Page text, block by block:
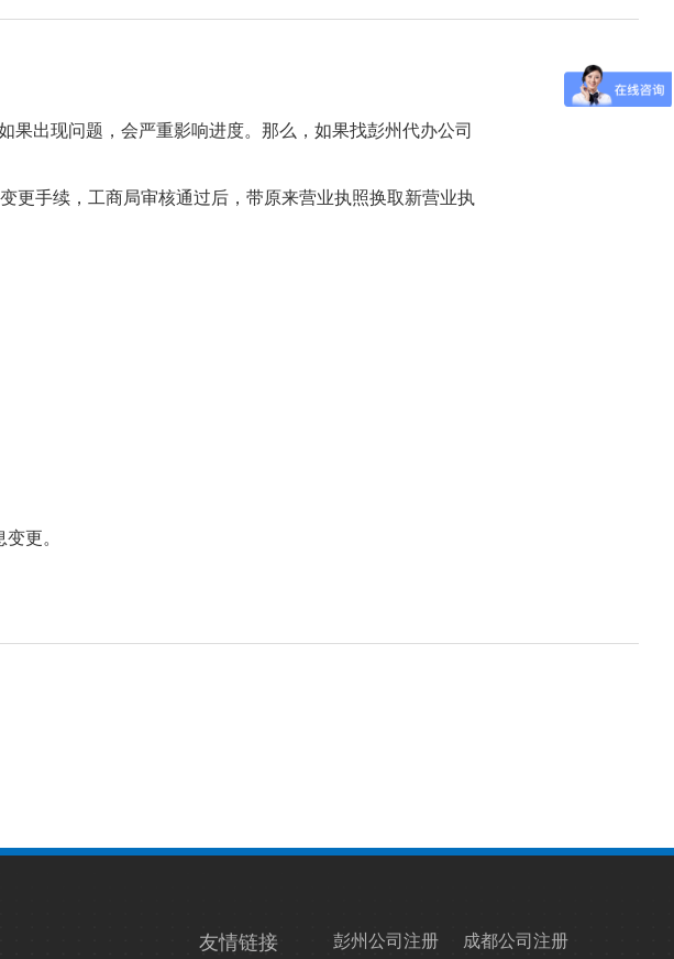
出现问题，会严重影响进度。那么，如果找彭州代办公司
更手续，工商局审核通过后，带原来营业执照换取新营业执
更。
友情链接 彭州公司注册 成都公司注册